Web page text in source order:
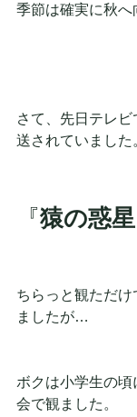
季節は確実に秋へ
さて、先日テレ
送されていました
『猿の惑星
ちらっと観ただけ
ましたが…
ボクは小学生の
会で観ました。